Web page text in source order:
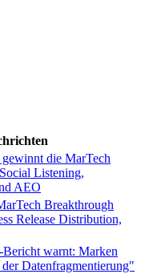
die MarTech
Listening,
AEO
Breakthrough
Release Distribution,
warnt: Marken
Datenfragmentierung"